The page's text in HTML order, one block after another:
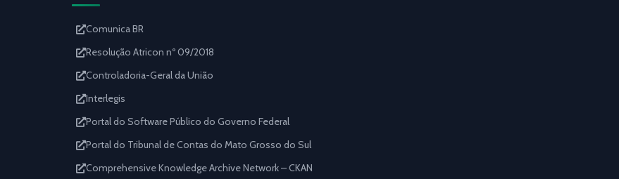
Comunica BR
Resolução Atricon nº 09/2018
Controladoria-Geral da União
Interlegis
Portal do Software Público do Governo Federal
Portal do Tribunal de Contas do Mato Grosso do Sul
Comprehensive Knowledge Archive Network – CKAN